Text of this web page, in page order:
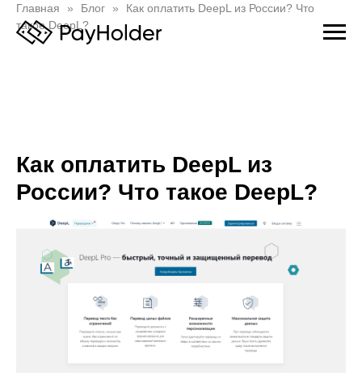
Главная Блог
Как оплатить DeepL из России? Что
такое DeepL?
Как оплатить DeepL из
России? Что такое DeepL?